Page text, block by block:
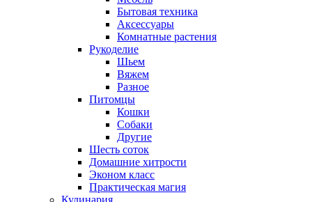
Бытовая техника
Аксессуары
Комнатные растения
Рукоделие
Шьем
Вяжем
Разное
Питомцы
Кошки
Собаки
Другие
Шесть соток
Домашние хитрости
Эконом класс
Практическая магия
Кулинария